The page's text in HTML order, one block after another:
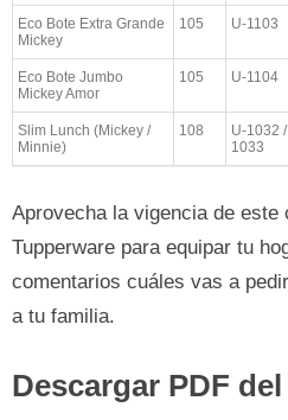
Eco Bote Extra Grande
Mickey
105 U-1103
Eco Bote Jumbo
Mickey Amor
105 U-1104
Slim Lunch (Mickey /
Minnie)
108
U-1032
1033
Aprovecha la vigencia de este
Tupperware para equipar tu
comentarios cuáles vas a
a tu familia.
Descargar PDF